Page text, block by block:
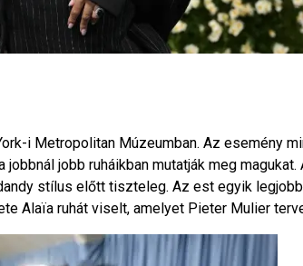
i Metropolitan Múzeumban. Az esemény
jobb ruháikban mutatják meg magukat.
stílus előtt tiszteleg. Az est egyik
Alaïa ruhát viselt, amelyet Pieter Mulier